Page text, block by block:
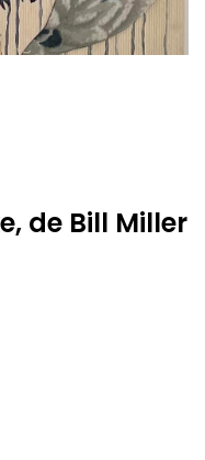
de Bill Miller